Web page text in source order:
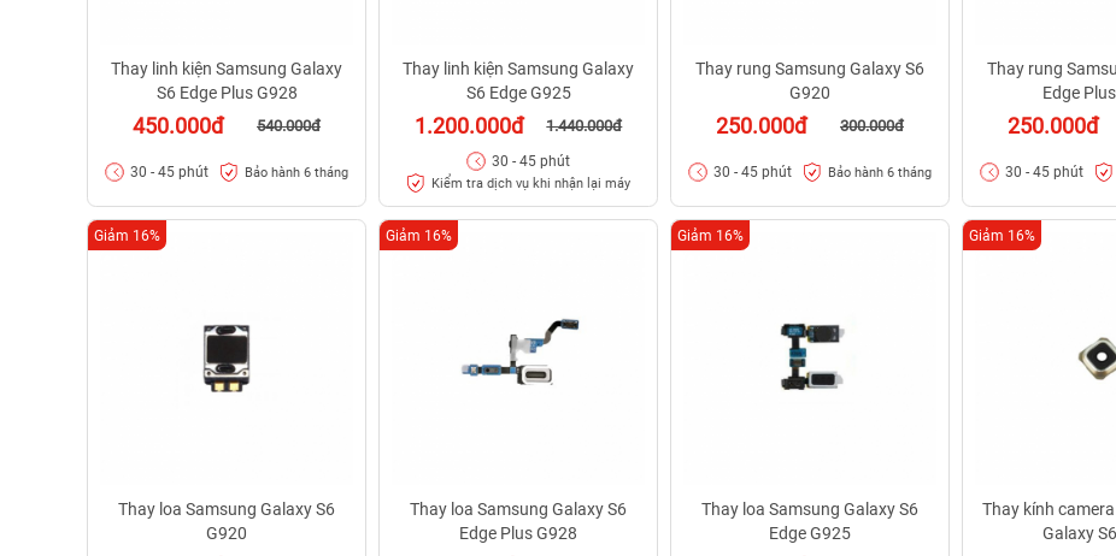
Thay linh kiện Samsung Galaxy
S6 Edge Plus G928
450.000đ 540.000đ
30 - 45 phút Bảo hành 6 tháng
Thay linh kiện Samsung Galaxy
S6 Edge G925
1.200.000đ 1.440.000đ
30 - 45 phút
Kiểm tra dịch vụ khi nhận lại máy
Thay rung Samsung Galaxy S6
G920
250.000đ 300.000đ
30 - 45 phút Bảo hành 6 tháng
Thay rung
Edge
250.000đ
30 - 45 phút
Thay loa Samsung Galaxy S6
G920
Giảm 16%
Thay loa Samsung Galaxy S6
Edge Plus G928
Giảm 16%
Thay loa Samsung Galaxy S6
Edge G925
Giảm 16%
Thay kính
Galaxy
Giảm 16%